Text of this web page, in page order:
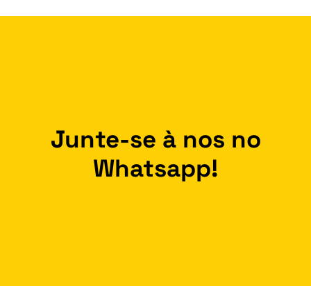
Junte-se à nos no
Whatsapp!